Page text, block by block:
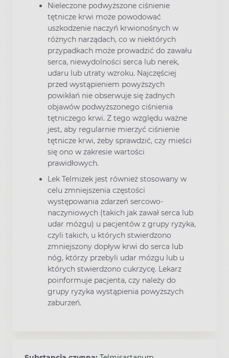
Nieleczone podwyższone ciśnienie
tętnicze krwi może powodować
uszkodzenie naczyń krwionośnych w
różnych narządach, co w niektórych
przypadkach może prowadzić do zawału
serca, niewydolności serca lub nerek,
udaru lub utraty wzroku. Najczęściej
przed wystąpieniem powyższych
powikłań nie obserwuje się żadnych
objawów podwyższonego ciśnienia
tętniczego krwi. Z tego względu ważne
jest, aby regularnie mierzyć ciśnienie
tętnicze krwi, żeby sprawdzić, czy mieści
się ono w zakresie wartości
prawidłowych.
Lek Telmizek jest również stosowany w
celu zmniejszenia częstości
występowania zdarzeń sercowo-
naczyniowych (takich jak zawał serca lub
udar mózgu) u pacjentów z grupy ryzyka,
czyli takich, u których stwierdzono
zmniejszony dopływ krwi do serca lub
nóg, którzy przebyli udar mózgu lub u
których stwierdzono cukrzycę. Lekarz
poinformuje pacjenta, czy należy do
grupy ryzyka wystąpienia powyższych
zaburzeń.